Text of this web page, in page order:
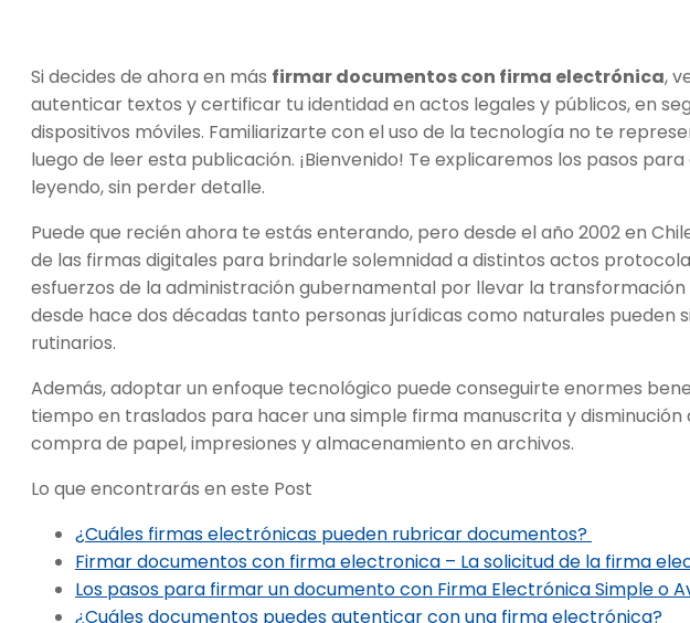
Si decides de ahora en más firmar documentos con firma electrónica,
autenticar textos y certificar tu identidad en actos legales y públicos, en
dispositivos móviles. Familiarizarte con el uso de la tecnología no te
luego de leer esta publicación. ¡Bienvenido! Te explicaremos los pasos
leyendo, sin perder detalle.
Puede que recién ahora te estás enterando, pero desde el año 2002 en
de las firmas digitales para brindarle solemnidad a distintos actos
esfuerzos de la administración gubernamental por llevar la transformación
desde hace dos décadas tanto personas jurídicas como naturales pueden
rutinarios.
Además, adoptar un enfoque tecnológico puede conseguirte enormes
tiempo en traslados para hacer una simple firma manuscrita y disminución
compra de papel, impresiones y almacenamiento en archivos.
Lo que encontrarás en este Post
¿Cuáles firmas electrónicas pueden rubricar documentos?
Firmar documentos con firma electronica – La solicitud de la firma
Los pasos para firmar un documento con Firma Electrónica Simple o
¿Cuáles documentos puedes autenticar con una firma electrónica?